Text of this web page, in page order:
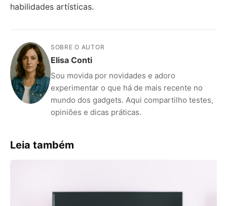
habilidades artísticas.
SOBRE O AUTOR
Elisa Conti
Sou movida por novidades e adoro
experimentar o que há de mais recente no
mundo dos gadgets. Aqui compartilho testes,
opiniões e dicas práticas.
Leia também